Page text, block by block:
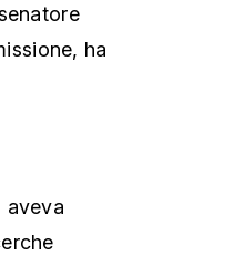
ha
aveva